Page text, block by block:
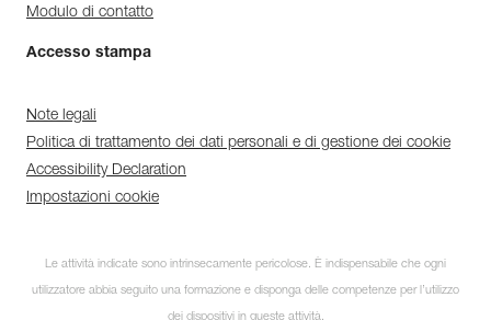
Modulo di contatto
Accesso stampa
Note legali
Politica di trattamento dei dati personali e di gestione dei cookie
Accessibility Declaration
Impostazioni cookie
Le attività indicate sono intrinsecamente pericolose. È indispensabile che ogni
utilizzatore abbia seguito una formazione e disponga delle competenze per l’utilizzo
dei dispositivi in queste attività.